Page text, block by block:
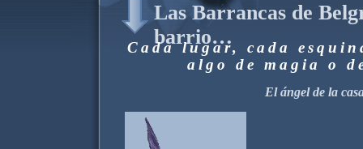
Las Barrancas de
barrio…
Cada lugar, cada
algo de magia o
El ángel de la